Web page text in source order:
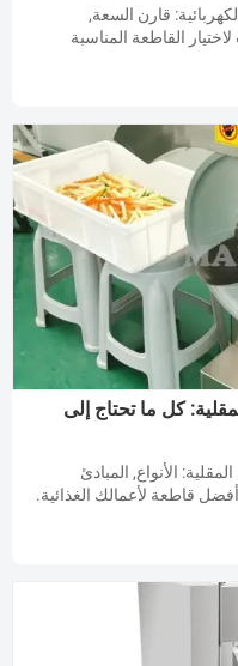
قارن السعة,
القاطعة المناسبة
كل ما تحتاج إلى
الأنواع, المبادئ
أفضل قاطعة لأعمالك الغذائية.